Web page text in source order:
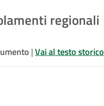
regionali
|Vai al testo storico